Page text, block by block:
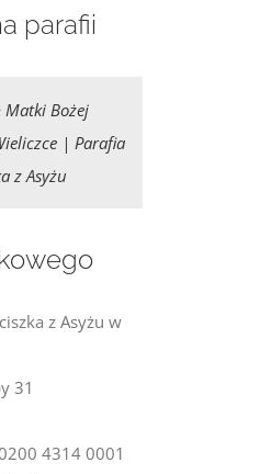
parafii
Bożej
| Parafia
z Asyżu
z Asyżu w
31
4314 0001